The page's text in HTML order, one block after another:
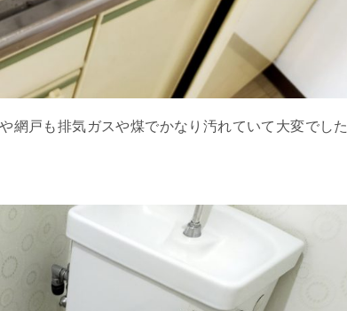
網戸も排気ガスや煤でかなり汚れていて大変でした